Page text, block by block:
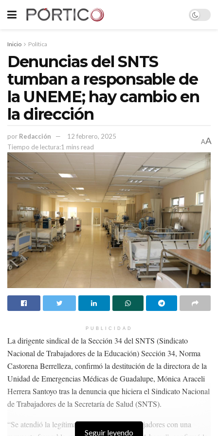
Inicio Política
Denuncias del SNTS
tumban a responsable de
la UNEME; hay cambio en
la dirección
por Redacción
12 febrero, 2025
Tiempo de lectura:1 mins read
AA
PUBLICIDAD
La dirigente sindical de la Sección 34 del SNTS (Sindicato
Nacional de Trabajadores de la Educación) Sección 34, Norma
Castorena Berrelleza, confirmó la destitución de la directora de la
Unidad de Emergencias Médicas de Guadalupe, Mónica Araceli
Herrera Santoyo tras la denuncia que hiciera el Sindicato Nacional
de Trabajadores de la Secretaría de Salud (SNTS).
“Se atendió la legítima demanda de los trabajadores con una
Seguir leyendo